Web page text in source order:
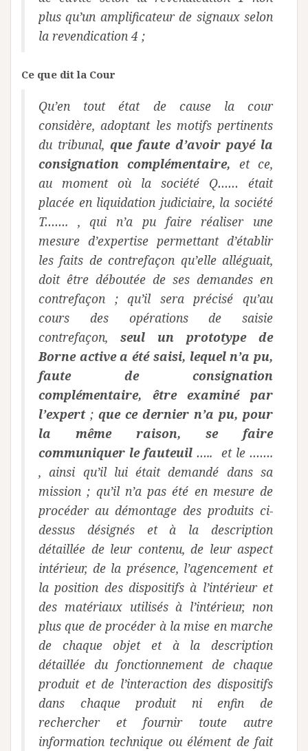
plus qu’un amplificateur de signaux selon
la revendication 4 ;
Ce que dit la Cour
Qu’en tout état de cause la cour
considère, adoptant les motifs pertinents
du tribunal, que faute d’avoir payé la
consignation complémentaire, et ce,
au moment où la société Q…… était
placée en liquidation judiciaire, la société
T……. , qui n’a pu faire réaliser une
mesure d’expertise permettant d’établir
les faits de contrefaçon qu’elle alléguait,
doit être déboutée de ses demandes en
contrefaçon ; qu’il sera précisé qu’au
cours des opérations de saisie
contrefaçon, seul un prototype de
Borne active a été saisi, lequel n’a pu,
faute de consignation
complémentaire, être examiné par
l’expert; que ce dernier n’a pu, pour
la même raison, se faire
communiquer le fauteuil ….. et le …….
, ainsi qu’il lui était demandé dans sa
mission ; qu’il n’a pas été en mesure de
procéder au démontage des produits ci-
dessus désignés et à la description
détaillée de leur contenu, de leur aspect
intérieur, de la présence, l’agencement et
la position des dispositifs à l’intérieur et
des matériaux utilisés à l’intérieur, non
plus que de procéder à la mise en marche
de chaque objet et à la description
détaillée du fonctionnement de chaque
produit et de l’interaction des dispositifs
dans chaque produit ni enfin de
rechercher et fournir toute autre
information technique ou élément de fait